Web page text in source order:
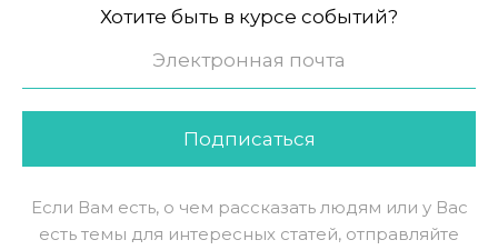
Хотите быть в курсе событий?
Подписаться
Если Вам есть, о чем рассказать людям или у Вас
есть темы для интересных статей, отправляйте